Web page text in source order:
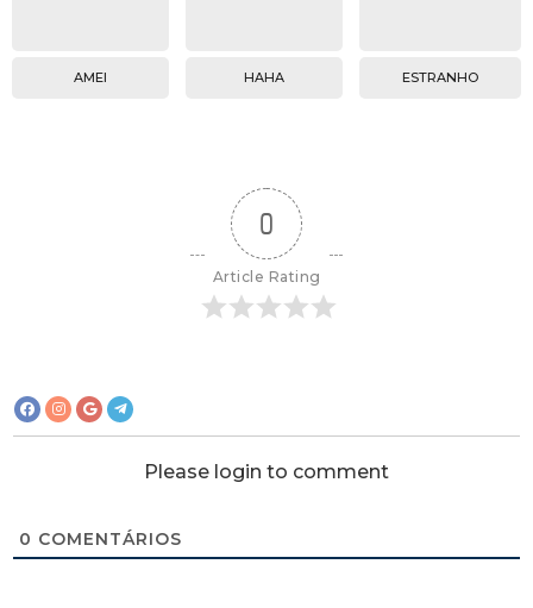
AMEI HAHA ESTRANHO
0
Article Rating
Please login to comment
0 COMENTÁRIOS